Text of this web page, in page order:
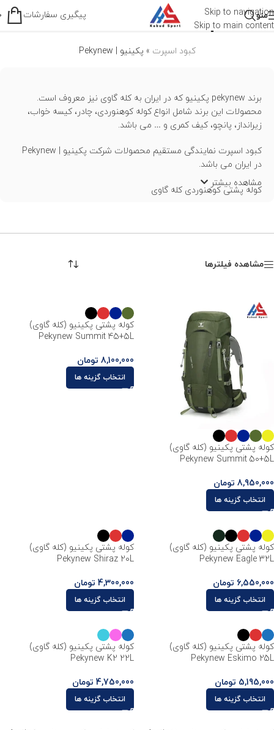
Skip to navigation
Skip to main content
منو پیگیری سفارشات پکینیو | Pekynew
کبود اسپرت » پکینیو | Pekynew
برند pekynew پکینیو که در ایران به کله گاوی نیز معروف است.
محصولات این برند شامل انواع کوله کوهنوردی، چادر، کیسه خواب،
زیرانداز، پانچو، کیف کمری و … می باشد.
کبود اسپرت نمایندگی مستقیم محصولات شرکت پکینیو | Pekynew
در ایران می باشد.
کوله پشتی کوهنوردی کله گاوی
مشاهده بیشتر
مشاهده فیلترها
کوله پشتی پکینیو (کله گاوی)
Pekynew Summit 50+5L
8,950,000 تومان
انتخاب گزینه ها
کوله پشتی پکینیو (کله گاوی)
Pekynew Summit 45+5L
8,100,000 تومان
انتخاب گزینه ها
کوله پشتی پکینیو (کله گاوی)
Pekynew Eagle 32L
6,550,000 تومان
انتخاب گزینه ها
کوله پشتی پکینیو (کله گاوی)
Pekynew Shiraz 20L
4,300,000 تومان
انتخاب گزینه ها
کوله پشتی پکینیو (کله گاوی)
Pekynew Eskimo 25L
5,195,000 تومان
انتخاب گزینه ها
کوله پشتی پکینیو (کله گاوی)
Pekynew K2 22L
4,750,000 تومان
انتخاب گزینه ها